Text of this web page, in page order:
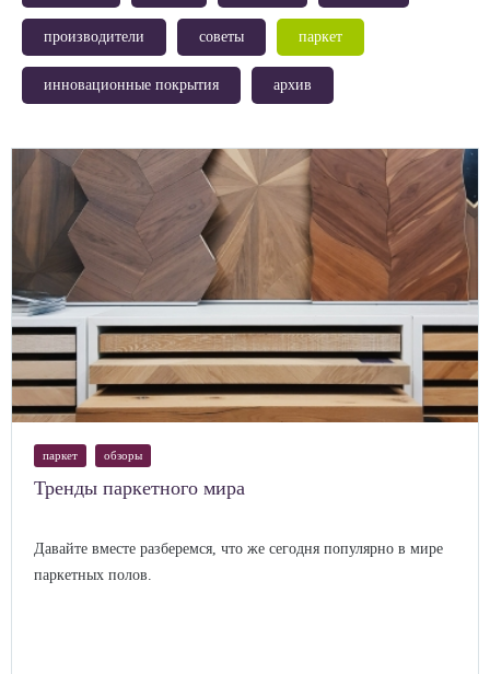
производители советы паркет
инновационные покрытия архив
паркет обзоры
Тренды паркетного мира
Давайте вместе разберемся, что же сегодня популярно в мире
паркетных полов.